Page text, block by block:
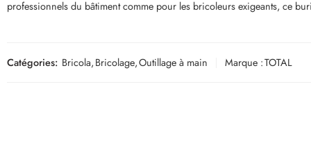
professionnels du bâtiment comme pour les bricoleurs exigeants, ce
Catégories: Bricola,Bricolage,Outillage à main Marque :TOTAL